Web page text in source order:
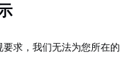
求，我们无法为您所在的